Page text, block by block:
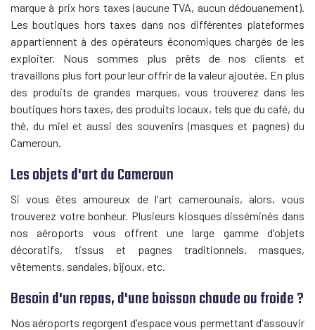
marque à prix hors taxes (aucune TVA, aucun dédouanement).
Les boutiques hors taxes dans nos différentes plateformes
appartiennent à des opérateurs économiques chargés de les
exploiter. Nous sommes plus prêts de nos clients et
travaillons plus fort pour leur offrir de la valeur ajoutée. En plus
des produits de grandes marques, vous trouverez dans les
boutiques hors taxes, des produits locaux, tels que du café, du
thé, du miel et aussi des souvenirs (masques et pagnes) du
Cameroun.
Les objets d'art du Cameroun
Si vous êtes amoureux de l'art camerounais, alors, vous
trouverez votre bonheur. Plusieurs kiosques disséminés dans
nos aéroports vous offrent une large gamme d'objets
décoratifs, tissus et pagnes traditionnels, masques,
vêtements, sandales, bijoux, etc.
Besoin d'un repas, d'une boisson chaude ou froide ?
Nos aéroports regorgent d'espace vous permettant d'assouvir